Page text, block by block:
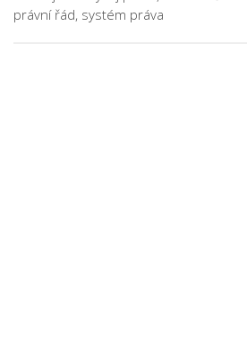
právní řád, systém práva